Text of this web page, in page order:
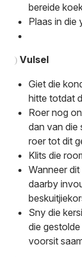
bereide
Plaas in die
) Vulsel
Giet die
hitte totdat
Roer nog
dan van die
roer tot dit
Klits die
Wanneer
daarby
Sny die
die
voorsit